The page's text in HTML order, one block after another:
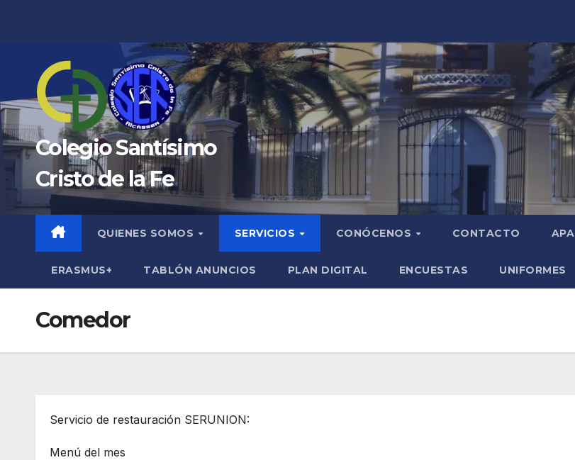
Colegio Santísimo
Cristo de la Fe
QUIENES SOMOS SERVICIOS CONÓCENOS CONTACTO APA
ERASMUS+ TABLÓN ANUNCIOS PLAN DIGITAL ENCUESTAS UNIFORMES
Comedor
Servicio de restauración SERUNION:
Menú del mes